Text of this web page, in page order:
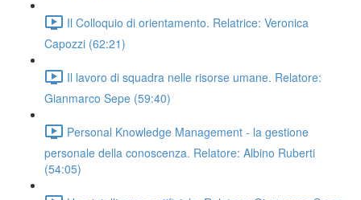
Il Colloquio di orientamento. Relatrice: Veronica
Capozzi (62:21)
Il lavoro di squadra nelle risorse umane. Relatore:
Gianmarco Sepe (59:40)
Personal Knowledge Management - la gestione
personale della conoscenza. Relatore: Albino Ruberti
(54:05)